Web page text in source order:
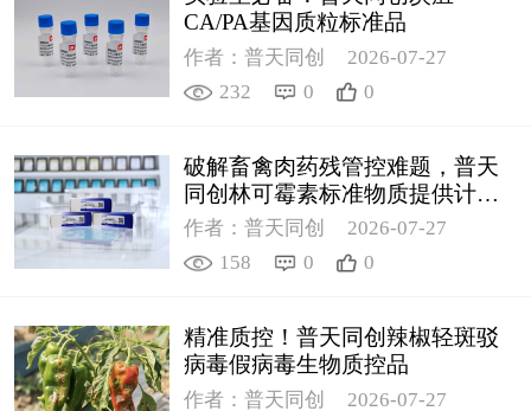
CA/PA基因质粒标准品
作者：普天同创
2026-07-27
232
0 0
破解畜禽肉药残管控难题，普天
同创林可霉素标准物质提供计量
支撑
作者：普天同创
2026-07-27
158
0 0
精准质控！普天同创辣椒轻斑驳
病毒假病毒生物质控品
作者：普天同创
2026-07-27